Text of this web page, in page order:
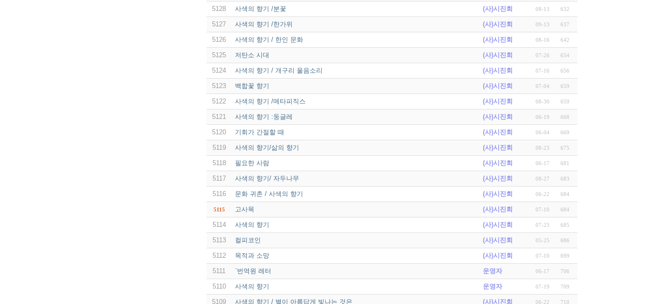
5128 사색의 향기 /분꽃 (사)시진회 08-13 632
5127 사색의 향기 /한가위 (사)시진회 09-13 637
5126 사색의 향기 / 한인 문화 (사)시진회 08-16 642
5125 저탄소 시대 (사)시진회 07-26 654
5124 사색의 향기 / 개구리 울음소리 (사)시진회 07-16 656
5123 백합꽃 향기 (사)시진회 07-04 659
5122 사색의 향기 /메타피직스 (사)시진회 08-30 659
5121 사색의 향기 :둥글레 (사)시진회 06-19 668
5120 기회가 간절할 때 (사)시진회 06-04 669
5119 사색의 향기/삶의 향기 (사)시진회 08-23 675
5118 필요한 사람 (사)시진회 06-17 681
5117 사색의 향기/ 자두나무 (사)시진회 08-27 683
5116 문화 귀촌 / 사색의 향기 (사)시진회 06-22 684
5115 고사목 (사)시진회 07-10 684
5114 사색의 향기 (사)시진회 07-23 685
5113 컬피코인 (사)시진회 05-25 686
5112 목적과 소망 (사)시진회 07-10 699
5111 `번역원 레터 운영자 06-17 706
5110 사색의 향기 운영자 07-19 709
5109 사색의 향기 / 별이 아름답게 빛나는 것은 (사)시진회 06-22 710